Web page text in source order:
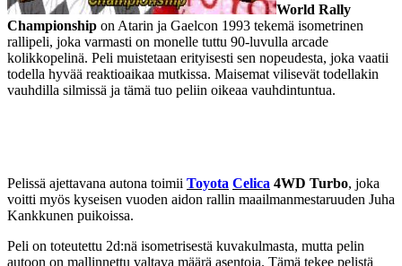
World Rally
Championship on Atarin ja Gaelcon 1993 tekemä isometrinen
rallipeli, joka varmasti on monelle tuttu 90-luvulla arcade
kolikkopelinä. Peli muistetaan erityisesti sen nopeudesta, joka vaatii
todella hyvää reaktioaikaa mutkissa. Maisemat vilisevät todellakin
vauhdilla silmissä ja tämä tuo peliin oikeaa vauhdintuntua.
Pelissä ajettavana autona toimii Toyota Celica 4WD Turbo, joka
voitti myös kyseisen vuoden aidon rallin maailmanmestaruuden Juha
Kankkunen puikoissa.
Peli on toteutettu 2d:nä isometrisestä kuvakulmasta, mutta pelin
autoon on mallinnettu valtava määrä asentoja. Tämä tekee pelistä